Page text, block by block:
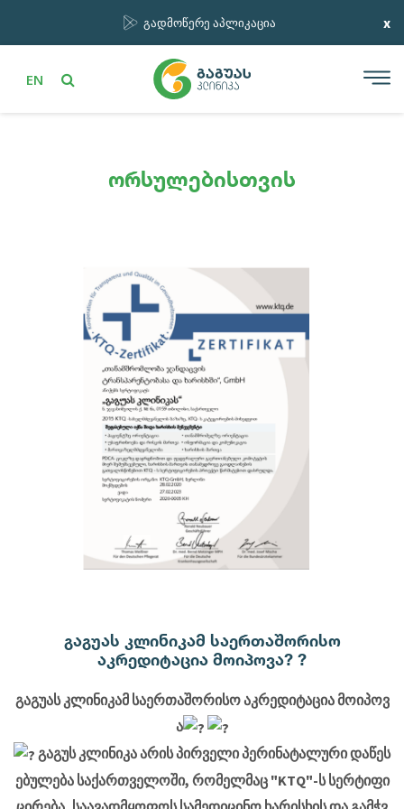
გადმოწერე აპლიკაცია x
EN
ორსულებისთვის
გაგუას კლინიკამ საერთაშორისო
აკრედიტაცია მოიპოვა? ?
გაგუას კლინიკამ საერთაშორისო აკრედიტაცია მოიპოვ
ა
გაგუს კლინიკა არის პირველი პერინატალური დაწეს
ებულება საქართველოში, რომელმაც "KTQ"-ს სერტიფი